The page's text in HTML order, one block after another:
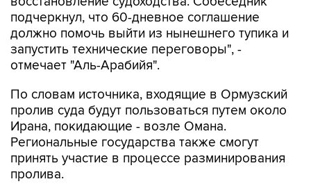
подчеркнул, что 60-дневное соглашение
должно помочь выйти из нынешнего тупика и
запустить технические переговоры", -
отмечает "Аль-Арабийя".
По словам источника, входящие в Ормузский
пролив суда будут пользоваться путем около
Ирана, покидающие - возле Омана.
Региональные государства также смогут
принять участие в процессе разминирования
пролива.